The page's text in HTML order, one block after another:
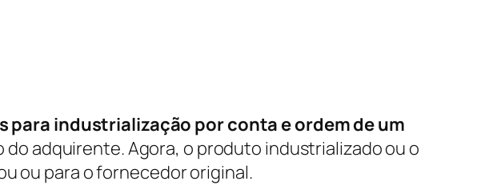
industrialização por conta e ordem de um
adquirente. Agora, o produto industrializado ou o
ou para o fornecedor original.